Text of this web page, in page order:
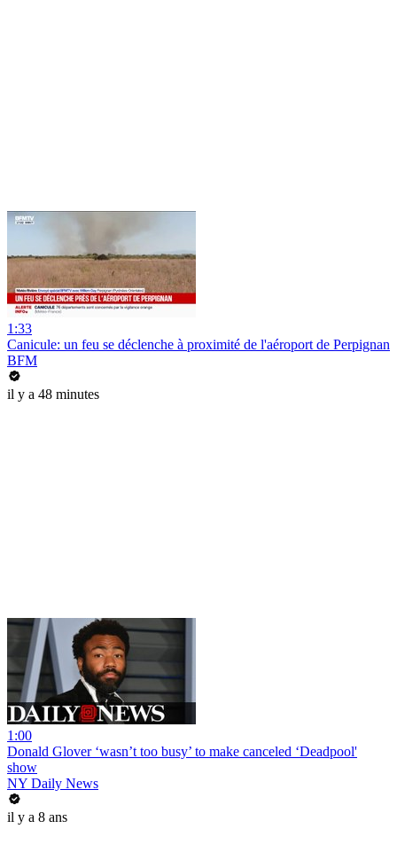
1:33
Canicule: un feu se déclenche à proximité de l'aéroport de Perpignan
BFM
il y a 48 minutes
1:00
Donald Glover ‘wasn’t too busy’ to make canceled ‘Deadpool'
show
NY Daily News
il y a 8 ans